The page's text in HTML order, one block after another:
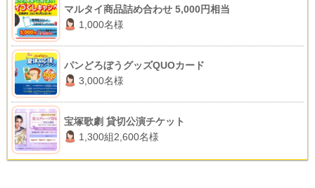
マルタイ商品詰め合わせ 5,000円相当
1,000名様
パンどろぼうグッズQUOカード
3,000名様
宝塚歌劇 貸切公演チケット
1,300組2,600名様